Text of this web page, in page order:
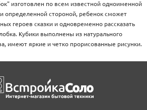
изготовлен по всем известной одноименной
определенной стороной, ребенок сможет
героев сказки и одновременно рассказать
Кубики выполнены из натурального
имеют яркие и четко прорисованные рисунки.